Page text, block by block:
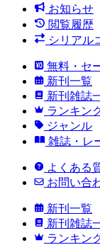
お知らせ
閲覧履歴
シリアル
無料・セ
新刊一覧
新刊雑誌
ランキン
ジャンル
雑誌・レ
よくある
お問い合
新刊一覧
新刊雑誌
ランキン